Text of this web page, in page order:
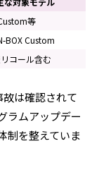
等
BOX Custom
コール含む
は確認されて
ラムアップデー
制を整えていま